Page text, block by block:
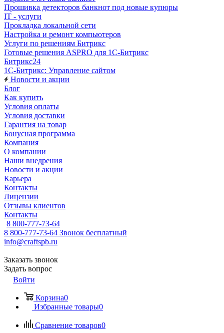
Прошивка детекторов банкнот под новые купюры
IT - услуги
Прокладка локальной сети
Настройка и ремонт компьютеров
Услуги по решениям Битрикс
Готовые решения ASPRO для 1С-Битрикс
Битрикс24
1С-Битрикс: Управление сайтом
Новости и акции
Блог
Как купить
Условия оплаты
Условия доставки
Гарантия на товар
Бонусная программа
Компания
О компании
Наши внедрения
Новости и акции
Карьера
Контакты
Лицензии
Отзывы клиентов
Контакты
8 800-777-73-64
8 800-777-73-64 Звонок бесплатный
info@craftspb.ru
Заказать звонок
Задать вопрос
Войти
Корзина0
Избранные товары0
Сравнение товаров0